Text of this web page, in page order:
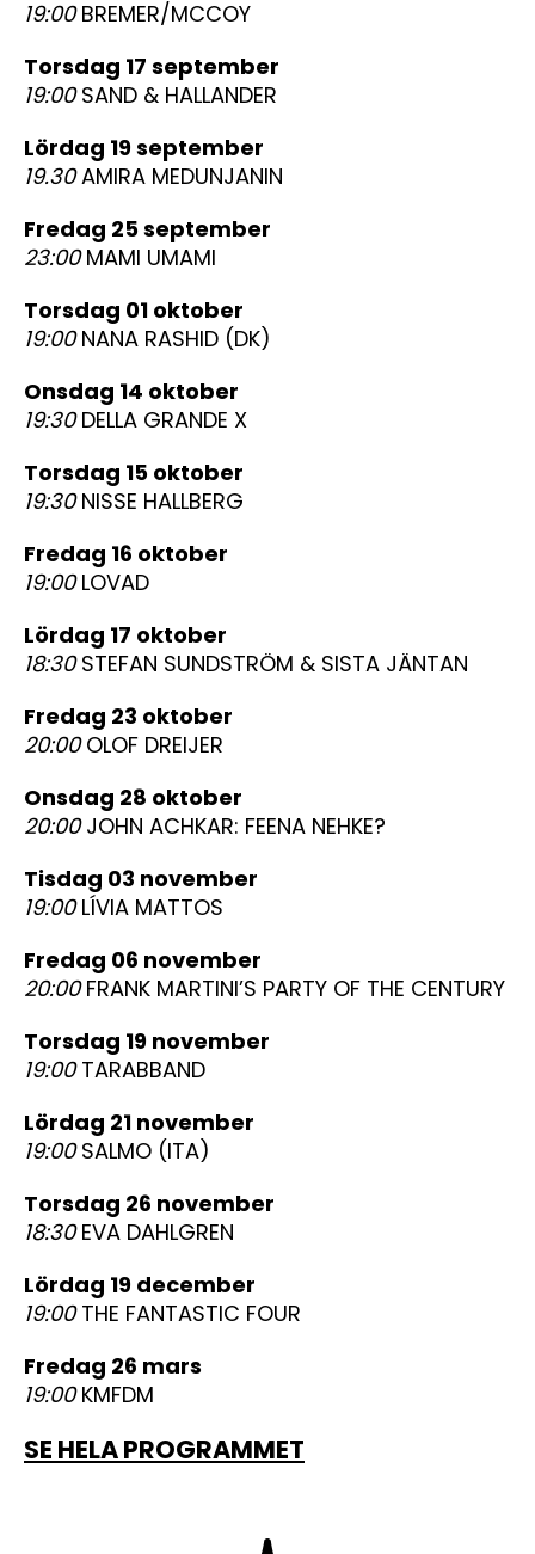
19:00BREMER/MCCOY
torsdag 17 september
19:00SAND & HALLANDER
lördag 19 september
19.30AMIRA MEDUNJANIN
fredag 25 september
23:00MAMI UMAMI
torsdag 01 oktober
19:00NANA RASHID (DK)
onsdag 14 oktober
19:30DELLA GRANDE X
torsdag 15 oktober
19:30NISSE HALLBERG
fredag 16 oktober
19:00LOVAD
lördag 17 oktober
18:30STEFAN SUNDSTRÖM & SISTA JÄNTAN
fredag 23 oktober
20:00OLOF DREIJER
onsdag 28 oktober
20:00JOHN ACHKAR: FEENA NEHKE?
tisdag 03 november
19:00LÍVIA MATTOS
fredag 06 november
20:00FRANK MARTINI’S PARTY OF THE CENTURY
torsdag 19 november
19:00TARABBAND
lördag 21 november
19:00SALMO (ITA)
torsdag 26 november
18:30EVA DAHLGREN
lördag 19 december
19:00THE FANTASTIC FOUR
fredag 26 mars
19:00KMFDM
SE HELA PROGRAMMET